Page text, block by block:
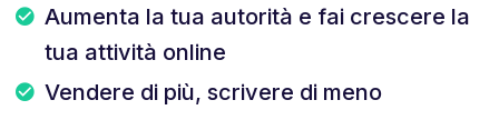
Aumenta la tua autorità e fai crescere la
tua attività online
Vendere di più, scrivere di meno